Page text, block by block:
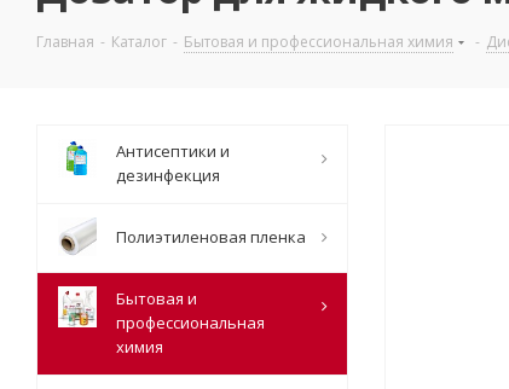
Главная - Каталог - Бытовая и профессиональная химия -
Антисептики и
дезинфекция
Полиэтиленовая пленка
Бытовая и
профессиональная
химия